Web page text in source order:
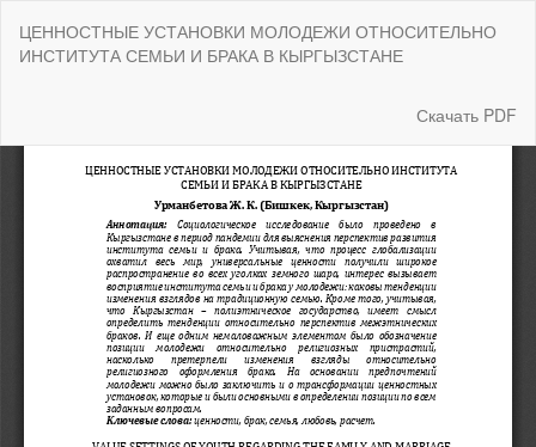
Подробностям
ЦЕННОСТНЫЕ УСТАНОВКИ МОЛОДЕЖИ ОТНОСИТЕЛЬНО
ИНСТИТУТА СЕМЬИ И БРАКА В КЫРГЫЗСТАНЕ
Скачать
Скачать PDF